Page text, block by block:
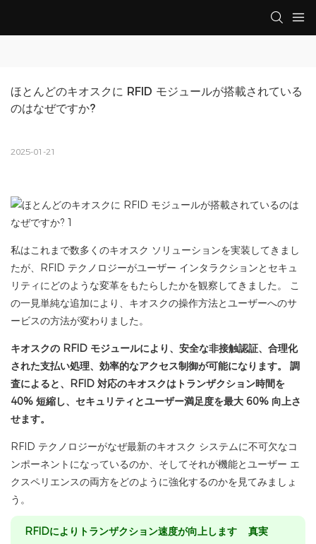
ほとんどのキオスクに RFID モジュールが搭載されている
のはなぜですか?
2025-01-21
私はこれまで数多くのキオスク ソリューションを実装してきまし
たが、RFID テクノロジーがユーザー インタラクションとセキュ
リティにどのような変革をもたらしたかを観察してきました。 こ
の一見単純な追加により、キオスクの操作方法とユーザーへのサ
ービスの方法が変わりました。
キオスクの RFID モジュールにより、安全な非接触認証、合理化
された支払い処理、効率的なアクセス制御が可能になります。 調
査によると、RFID 対応のキオスクはトランザクション時間を
40% 短縮し、セキュリティとユーザー満足度を最大 60% 向上さ
せます。
RFID テクノロジーがなぜ最新のキオスク システムに不可欠なコ
ンポーネントになっているのか、そしてそれが機能とユーザー エ
クスペリエンスの両方をどのように強化するのかを見てみましょ
う。
RFIDによりトランザクション速度が向上します 真実